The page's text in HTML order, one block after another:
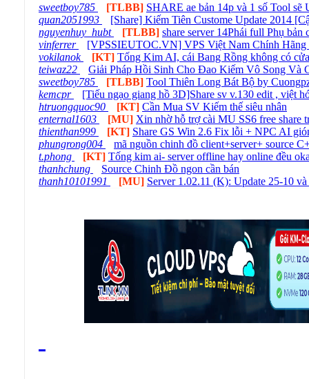
sweetboy785 [TLBB] SHARE ae bản 14p và 1 số Tool sẽ
quan2051993
[Share] Kiếm Tiên Custome Update 2014
nguyenhuy_hubt
[TLBB] share server 14Phái full Phụ bản
vinferrer
[VPSSIEUTOC.VN] VPS Việt Nam Chính
vokilanok
[KT] Tống Kim AI, cái Bang Rồng không có
teiwaz22
Giải Pháp Hồi Sinh Cho Đao Kiếm Vô Song Và
sweetboy785
[TLBB] Tool Thiên Long Bát Bộ by
kemcpr
[Tiếu ngạo giang hồ 3D]Share sv v.130 edit , việt
htruongquoc90
[KT] Cần Mua SV Kiếm thế siêu nhân
enternal1603
[MU] Xin nhờ hỗ trợ cài MU SS6 free share
thienthan999
[KT] Share GS Win 2.6 Fix lỗi + NPC AI
phungrong004
mã nguồn chinh đồ client+server+ source
t.phong
[KT] Tống kim ai- server offline hay online đều
thanhchung
Source Chinh Đồ ngon cần bán
thanh10101991
[MU] Server 1.02.11 (K): Update 25-10